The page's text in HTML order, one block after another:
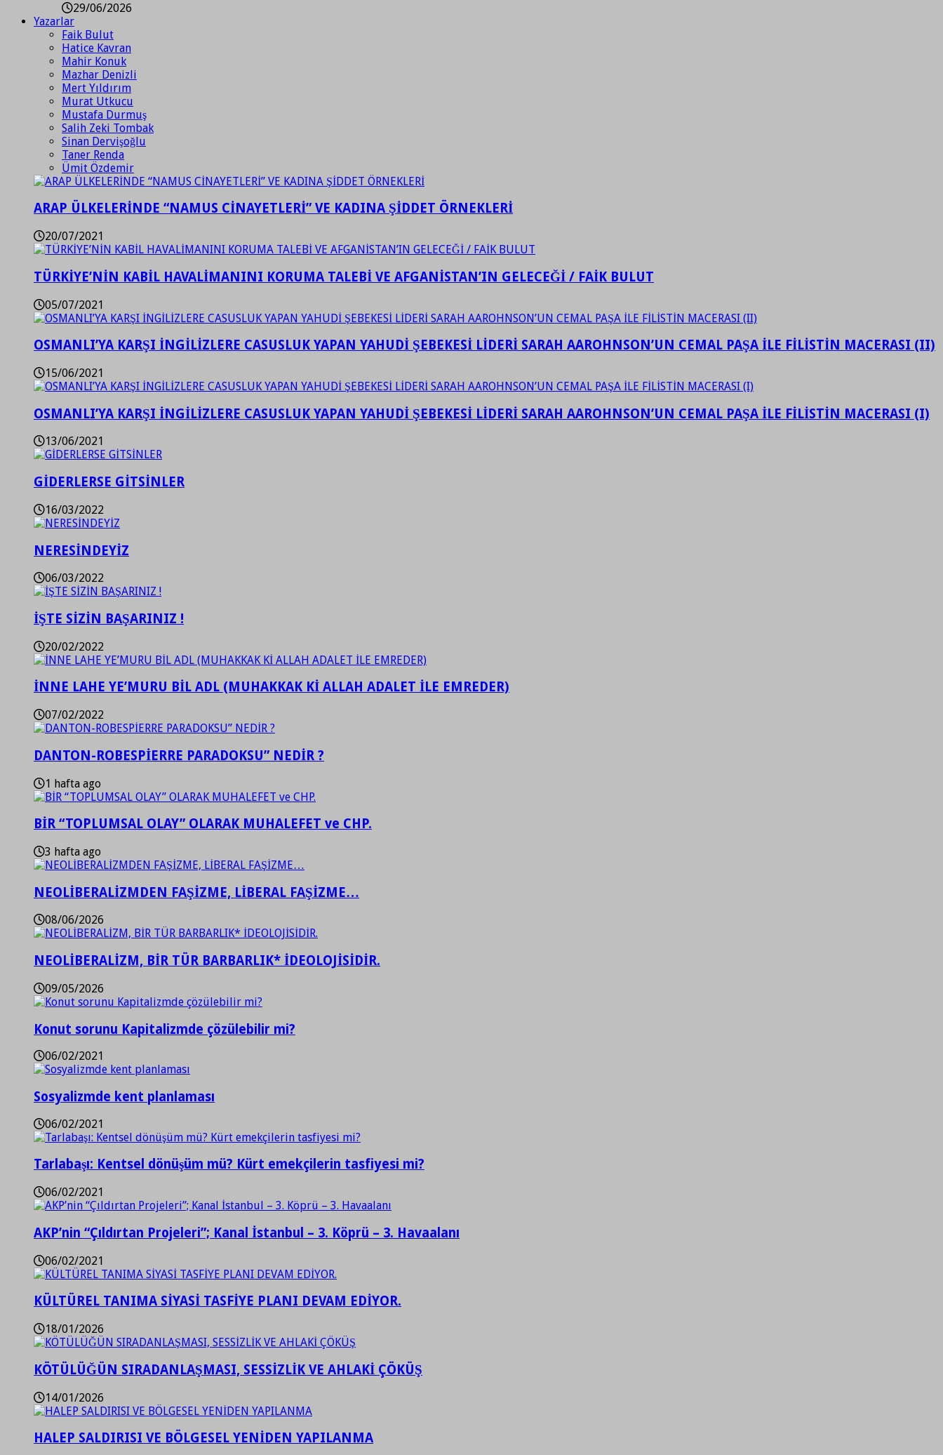
29/06/2026
Yazarlar
Faik Bulut
Hatice Kavran
Mahir Konuk
Mazhar Denizli
Mert Yıldırım
Murat Utkucu
Mustafa Durmuş
Salih Zeki Tombak
Sinan Dervişoğlu
Taner Renda
Ümit Özdemir
ARAP ÜLKELERİNDE “NAMUS CİNAYETLERİ” VE KADINA ŞİDDET ÖRNEKLERİ
20/07/2021
TÜRKİYE’NİN KABİL HAVALİMANINI KORUMA TALEBİ VE AFGANİSTAN’IN GELECEĞİ / FAİK BULUT
05/07/2021
OSMANLI’YA KARŞI İNGİLİZLERE CASUSLUK YAPAN YAHUDİ ŞEBEKESİ LİDERİ SARAH AAROHNSON’UN CEMAL PAŞA İLE FİLİSTİN MACERASI (II)
15/06/2021
OSMANLI’YA KARŞI İNGİLİZLERE CASUSLUK YAPAN YAHUDİ ŞEBEKESİ LİDERİ SARAH AAROHNSON’UN CEMAL PAŞA İLE FİLİSTİN MACERASI (I)
13/06/2021
GİDERLERSE GİTSİNLER
16/03/2022
NERESİNDEYİZ
06/03/2022
İŞTE SİZİN BAŞARINIZ !
20/02/2022
İNNE LAHE YE’MURU BİL ADL (MUHAKKAK Kİ ALLAH ADALET İLE EMREDER)
07/02/2022
DANTON-ROBESPİERRE PARADOKSU” NEDİR ?
1 hafta ago
BİR “TOPLUMSAL OLAY” OLARAK MUHALEFET ve CHP.
3 hafta ago
NEOLİBERALİZMDEN FAŞİZME, LİBERAL FAŞİZME…
08/06/2026
NEOLİBERALİZM, BİR TÜR BARBARLIK* İDEOLOJİSİDİR.
09/05/2026
Konut sorunu Kapitalizmde çözülebilir mi?
06/02/2021
Sosyalizmde kent planlaması
06/02/2021
Tarlabaşı: Kentsel dönüşüm mü? Kürt emekçilerin tasfiyesi mi?
06/02/2021
AKP’nin “Çıldırtan Projeleri”; Kanal İstanbul – 3. Köprü – 3. Havaalanı
06/02/2021
KÜLTÜREL TANIMA SİYASİ TASFİYE PLANI DEVAM EDİYOR.
18/01/2026
KÖTÜLÜĞÜN SIRADANLAŞMASI, SESSİZLİK VE AHLAKİ ÇÖKÜŞ
14/01/2026
HALEP SALDIRISI VE BÖLGESEL YENİDEN YAPILANMA